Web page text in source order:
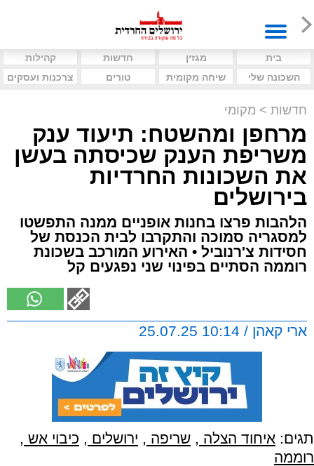
בית מגזין חדשות
קהילות
השכונה שלי
שיחה מקומית טורים צרכנות ועסקים
חדשות > מקומי
מרחפן ומהשטח: תיעוד ענק
משריפת הענק שכיסתה בעשן
את השכונות החרדיות
בירושלים
הלהבות פרצו בחנות אופניים ממנה התפשטו
למסגריה סמוכה והתקרבו לבית הכנסת של
חסידות צ'רנוביל • האירוע המורכב בשכונת
רוממה הסתיים בפינוי שני נפגעים קל
ארי קאהן / 10:14 25.07.25
תגים: איחוד הצלה , שריפה , ירושלים , כיבוי אש ,
רוממה